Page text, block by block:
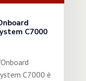
C7000
C7000 è